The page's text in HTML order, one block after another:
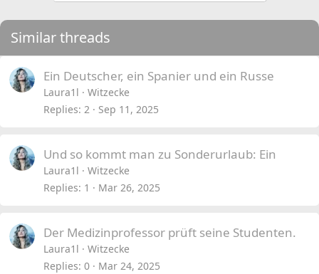
Similar threads
Ein Deutscher, ein Spanier und ein Russe
Laura1l
Witzecke
Replies 2 Sep 11, 2025
Und so kommt man zu Sonderurlaub: Ein
Laura1l
Witzecke
Replies 1 Mar 26, 2025
Der Medizinprofessor prüft seine Studenten.
Laura1l
Witzecke
Replies 0 Mar 24, 2025